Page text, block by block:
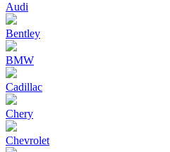
Audi
Bentley
BMW
Cadillac
Chery
Chevrolet